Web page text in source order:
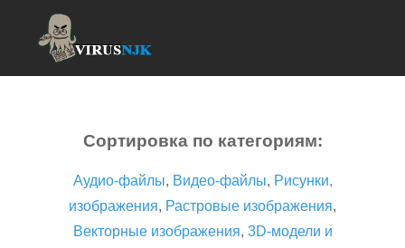
Сортировка по категориям:
Аудио-файлы, Видео-файлы, Рисунки,
изображения, Растровые изображения,
Векторные изображения, 3D-модели и